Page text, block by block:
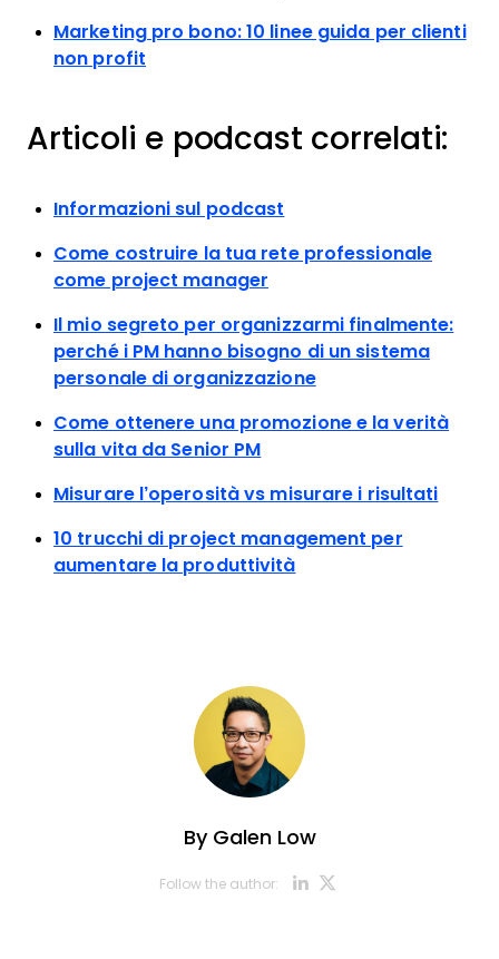
Marketing pro bono: 10 linee guida per clienti
non profit
Articoli e podcast correlati:
Informazioni sul podcast
Come costruire la tua rete professionale
come project manager
Il mio segreto per organizzarmi finalmente:
perché i PM hanno bisogno di un sistema
personale di organizzazione
Come ottenere una promozione e la verità
sulla vita da Senior PM
Misurare l’operosità vs misurare i risultati
10 trucchi di project management per
aumentare la produttività
ByGalen Low
Follow the author: Opens new